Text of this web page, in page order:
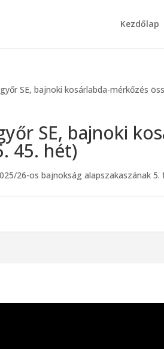
Kezdőlap
SE, bajnoki kosárlabda-mérkőzés
SE, bajnoki
45. hét)
26-os bajnokság alapszakaszának 5.